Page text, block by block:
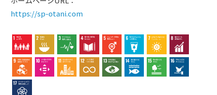
https://sp-otani.com